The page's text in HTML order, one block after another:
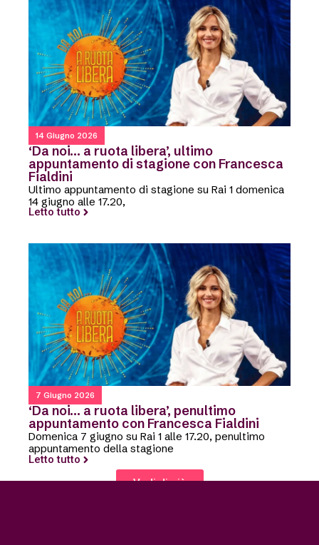
14 Giugno 2026
‘Da noi… a ruota libera’, ultimo
appuntamento di stagione con Francesca
Fialdini
Ultimo appuntamento di stagione su Rai 1 domenica
14 giugno alle 17.20,
Letto tutto
7 Giugno 2026
‘Da noi… a ruota libera’, penultimo
appuntamento con Francesca Fialdini
Domenica 7 giugno su Rai 1 alle 17.20, penultimo
appuntamento della stagione
Letto tutto
Vedi di più